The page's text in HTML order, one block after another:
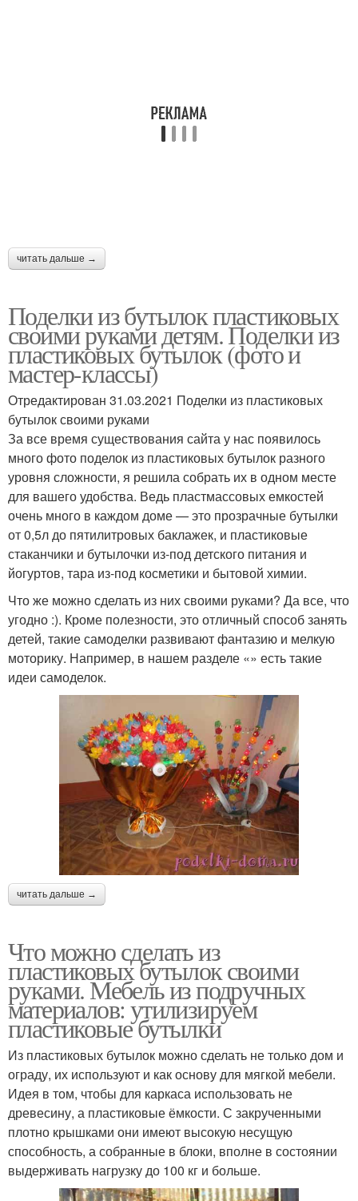
читать дальше →
Поделки из бутылок пластиковых
своими руками детям. Поделки из
пластиковых бутылок (фото и
мастер-классы)
Отредактирован 31.03.2021 Поделки из пластиковых
бутылок своими руками
За все время существования сайта у нас появилось
много фото поделок из пластиковых бутылок разного
уровня сложности, я решила собрать их в одном месте
для вашего удобства. Ведь пластмассовых емкостей
очень много в каждом доме — это прозрачные бутылки
от 0,5л до пятилитровых баклажек, и пластиковые
стаканчики и бутылочки из-под детского питания и
йогуртов, тара из-под косметики и бытовой химии.
Что же можно сделать из них своими руками? Да все, что
угодно :). Кроме полезности, это отличный способ занять
детей, такие самоделки развивают фантазию и мелкую
моторику. Например, в нашем разделе «» есть такие
идеи самоделок.
читать дальше →
Что можно сделать из
пластиковых бутылок своими
руками. Мебель из подручных
материалов: утилизируем
пластиковые бутылки
Из пластиковых бутылок можно сделать не только дом и
ограду, их используют и как основу для мягкой мебели.
Идея в том, чтобы для каркаса использовать не
древесину, а пластиковые ёмкости. С закрученными
плотно крышками они имеют высокую несущую
способность, а собранные в блоки, вполне в состоянии
выдерживать нагрузку до 100 кг и больше.